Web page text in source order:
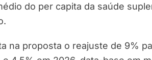
do per capita da saúde
na proposta o reajuste de 9%